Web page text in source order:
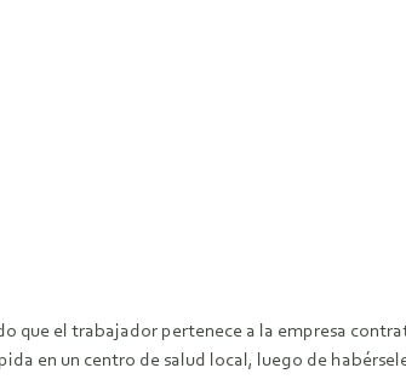
que el trabajador pertenece a la empresa
en un centro de salud local, luego de